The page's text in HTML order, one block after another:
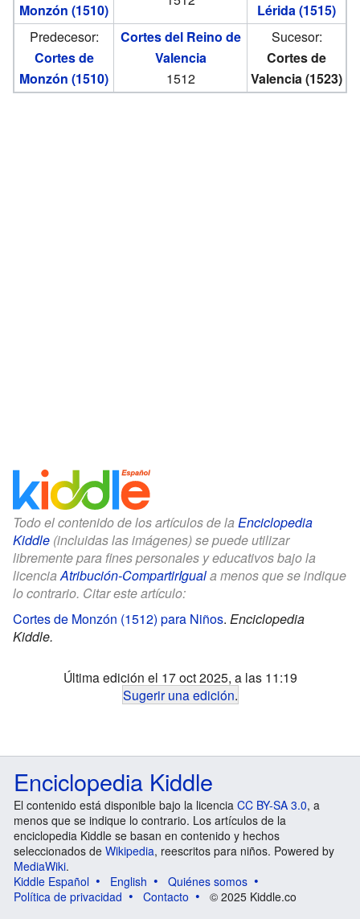
Monzón (1510)
Lérida (1515)
Predecesor:
Cortes de
Monzón (1510)
Cortes del Reino de
Valencia
1512
Sucesor:
Cortes de
Valencia (1523)
Todo el contenido de los artículos de la Enciclopedia
Kiddle (incluidas las imágenes) se puede utilizar
libremente para fines personales y educativos bajo la
licenciaAtribución-CompartirIguala menos que se indique
lo contrario. Citar este artículo:
Cortes de Monzón (1512) para Niños. Enciclopedia
Kiddle.
Última edición el 17 oct 2025, a las 11:19
Sugerir una edición.
Enciclopedia Kiddle
El contenido está disponible bajo la licencia CC BY-SA 3.0, a
menos que se indique lo contrario. Los artículos de la
enciclopedia Kiddle se basan en contenido y hechos
seleccionados de Wikipedia, reescritos para niños. Powered by
MediaWiki.
Kiddle Español
English
Quiénes somos
Política de privacidad
Contacto © 2025 Kiddle.co